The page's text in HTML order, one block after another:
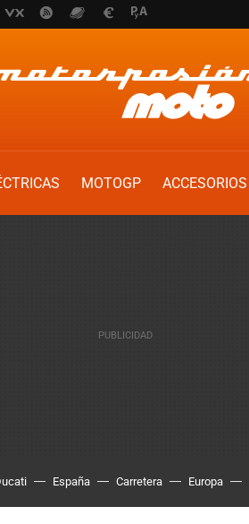
MOTOGP ACCESORIOS
España Carretera Europa